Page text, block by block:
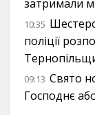
затримали
10:35
поліції
09:13 Свято
Господнє